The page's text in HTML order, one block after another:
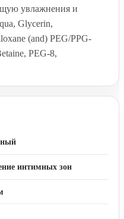
увлажнения и
Glycerin,
(and) PEG/PPG-
PEG-8,
интимных зон